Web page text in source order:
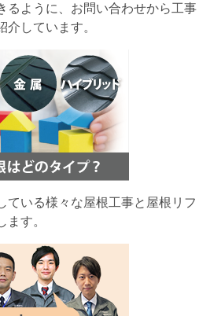
るように、お問い合わせから工事
介しています。
ている様々な屋根工事と屋根リフ
ます。